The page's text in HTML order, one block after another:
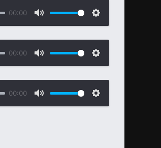
00:00
00:00
00:00